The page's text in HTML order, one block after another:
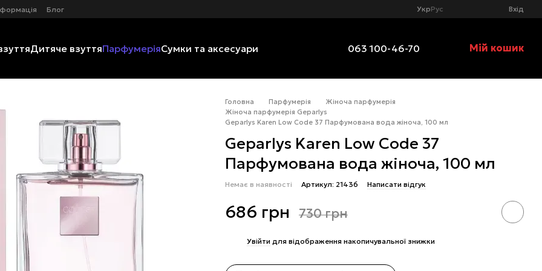
Блог УкрРус Вхід
Дитяче взуттяПарфумеріяСумки та аксесуари 063 100-46-70 Мій кошик
Головна Парфумерія
Жіноча парфумерія
Жіноча парфумерія Geparlys
Geparlys Karen Low Code 37 Парфумована вода жіноча, 100 мл
Geparlys Karen Low Code 37
Парфумована вода жіноча, 100 мл
Немає в наявності Артикул: 21436 Написати відгук
686 грн 730 грн
Увійти для відображення накопичувальної знижки